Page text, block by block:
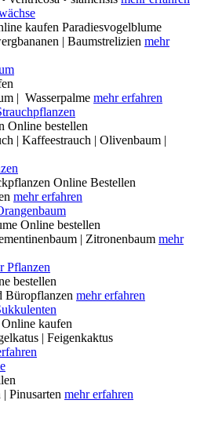
kaufen Paradiesvogelblume
| Baumstrelizien mehr
| Wasserpalme mehr erfahren
Online bestellen
| Kaffeestrauch | Olivenbaum |
Online Bestellen
mehr erfahren
Online bestellen
| Zitronenbaum mehr
Pflanzen
bestellen
Büropflanzen mehr erfahren
kaufen
| Feigenkaktus
Pinusarten mehr erfahren